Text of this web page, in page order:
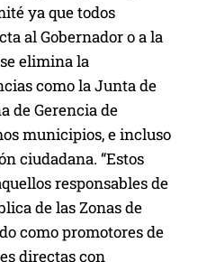
ya que todos
al Gobernador o a la
elimina la
como la Junta de
de Gerencia de
municipios, e incluso
ciudadana. “Estos
responsables de
de las Zonas de
como promotores de
directas con